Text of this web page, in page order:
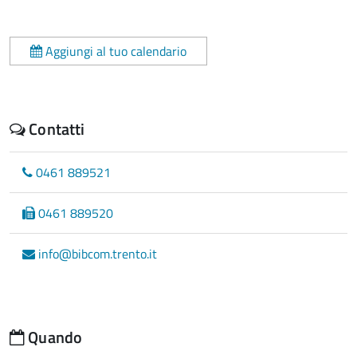
Aggiungi al tuo calendario
Contatti
0461 889521
0461 889520
info@bibcom.trento.it
Quando